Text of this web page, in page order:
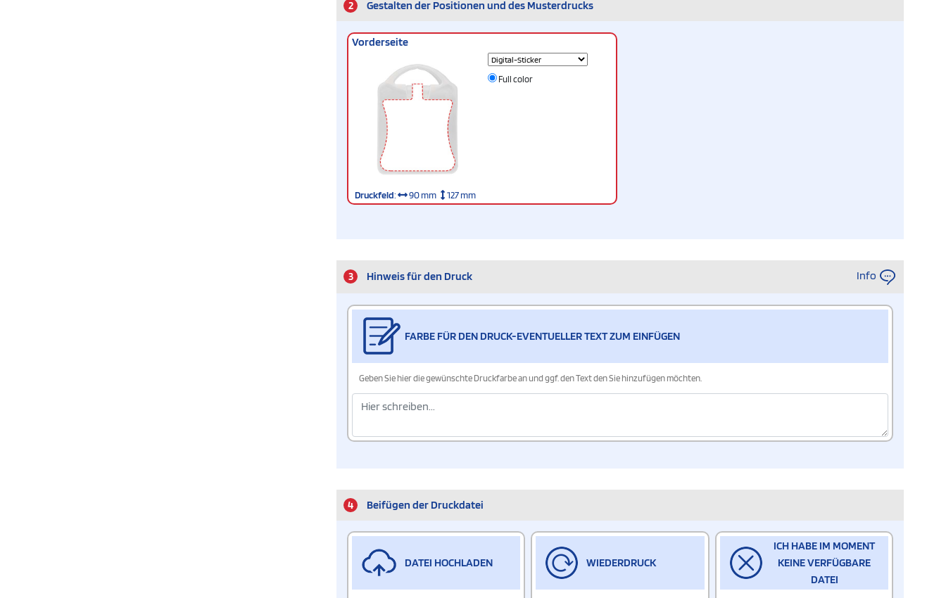
2 Gestalten der Positionen und des Musterdrucks
Vorderseite
Full color
Druckfeld: 90 mm 127 mm
3 Hinweis für den Druck Info
FARBE FÜR DEN DRUCK-EVENTUELLER TEXT ZUM EINFÜGEN
Geben Sie hier die gewünschte Druckfarbe an und ggf. den Text den Sie hinzufügen möchten.
4 Beifügen der Druckdatei
DATEI HOCHLADEN WIEDERDRUCK
ICH HABE IM MOMENT
KEINE VERFÜGBARE
DATEI